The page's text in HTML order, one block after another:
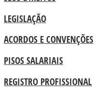
LEGISLAÇÃO
ACORDOS E CONVENÇÕES
PISOS SALARIAIS
REGISTRO PROFISSIONAL